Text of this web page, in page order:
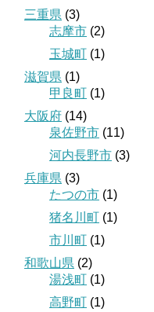
三重県 (3)
志摩市 (2)
玉城町
(1)
滋賀県 (1)
甲良町
(1)
大阪府 (14)
泉佐野市 (11)
河内長野市 (3)
兵庫県 (3)
たつの市 (1)
猪名川町
(1)
市川町
(1)
和歌山県 (2)
湯浅町
(1)
高野町
(1)